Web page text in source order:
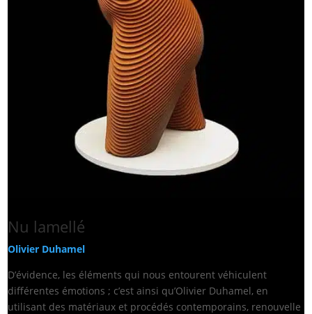
Nu lamellé
Olivier Duhamel
D’évidence, les éléments qui nous entourent véhiculent
différentes émotions ; c’est ainsi qu’Olivier Duhamel, en
utilisant des matériaux et procédés contemporains, renouvelle